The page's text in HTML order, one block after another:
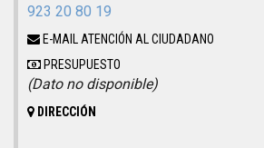
923 20 80 19
E-MAIL ATENCIÓN AL CIUDADANO
PRESUPUESTO
(Dato no disponible)
DIRECCIÓN